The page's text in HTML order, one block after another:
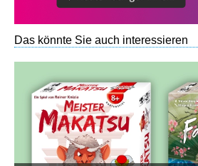
Das könnte Sie auch interessieren